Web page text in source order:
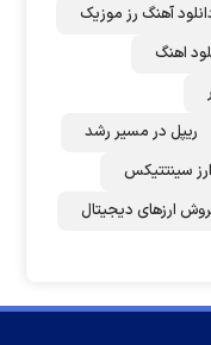
آهنگ رز‌ موزیک
اهنگ
ریپل در مسیر رشد
سینتتیکس
ارزهای دیجیتال